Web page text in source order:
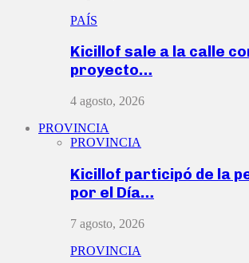
PAÍS
Kicillof sale a la calle
proyecto…
4 agosto, 2026
PROVINCIA
PROVINCIA
Kicillof participó de la
por el Día…
7 agosto, 2026
PROVINCIA